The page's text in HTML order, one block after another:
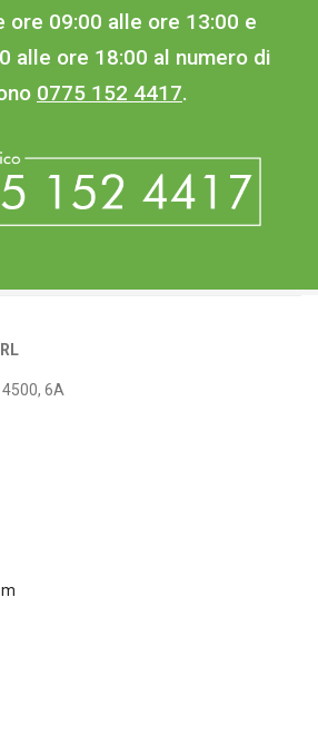
ore 09:00 alle ore 13:00 e
alle ore 18:00 al numero di
0775 152 4417.
6A